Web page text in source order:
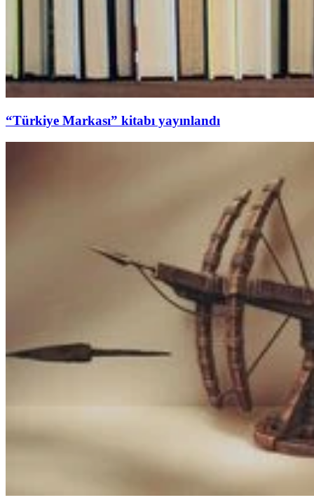
“Türkiye Markası” kitabı yayınlandı